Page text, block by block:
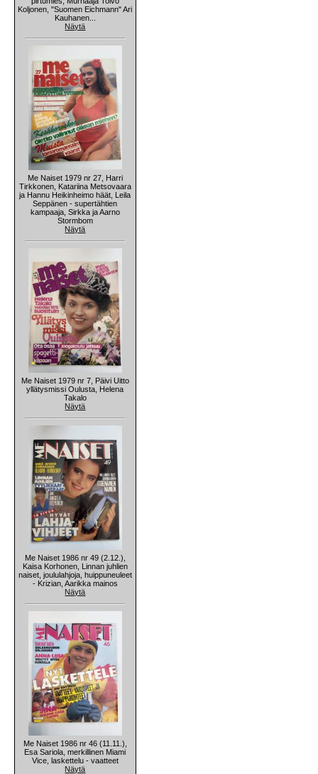
Koljonen, "Suomen Eichmann" Ari
Kauhanen...
Näytä
Me Naiset 1979 nr 27, Harri
Tirkkonen, Katariina Metsovaara
ja Hannu Heikinheimo häät, Leila
Seppänen - supertähtien
kampaaja, Sirkka ja Aarno
Stormbom
Näytä
Me Naiset 1979 nr 7, Päivi Uitto
yllätysmissi Oulusta, Helena
Takalo
Näytä
Me Naiset 1986 nr 49 (2.12.),
Kaisa Korhonen, Linnan juhlien
naiset, joululahjoja, huippuneuleet
- Krizian, Aarikka mainos
Näytä
Me Naiset 1986 nr 46 (11.11.),
Esa Sariola, merkillinen Miami
Vice, laskettelu - vaatteet
Näytä